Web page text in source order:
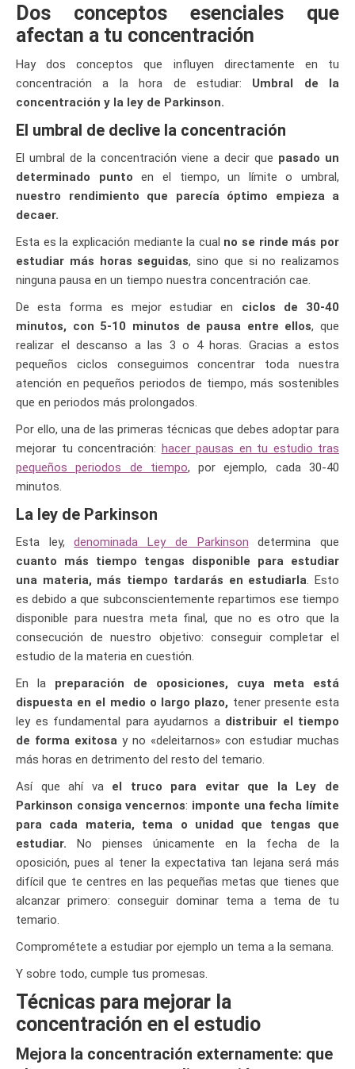
Dos conceptos esenciales que
afectan a tu concentración
Hay dos conceptos que influyen directamente en tu
concentración a la hora de estudiar: Umbral de la
concentración y la ley de Parkinson.
El umbral de declive la concentración
El umbral de la concentración viene a decir que pasado un
determinado punto en el tiempo, un límite o umbral,
nuestro rendimiento que parecía óptimo empieza a
decaer.
Esta es la explicación mediante la cual no se rinde más por
estudiar más horas seguidas, sino que si no realizamos
ninguna pausa en un tiempo nuestra concentración cae.
De esta forma es mejor estudiar en ciclos de 30-40
minutos, con 5-10 minutos de pausa entre ellos, que
realizar el descanso a las 3 o 4 horas. Gracias a estos
pequeños ciclos conseguimos concentrar toda nuestra
atención en pequeños periodos de tiempo, más sostenibles
que en periodos más prolongados.
Por ello, una de las primeras técnicas que debes adoptar para
mejorar tu concentración: hacer pausas en tu estudio tras
pequeños periodos de tiempo, por ejemplo, cada 30-40
minutos.
La ley de Parkinson
Esta ley,denominada Ley de Parkinson determina que
cuanto más tiempo tengas disponible para estudiar
una materia, más tiempo tardarás en estudiarla. Esto
es debido a que subconscientemente repartimos ese tiempo
disponible para nuestra meta final, que no es otro que la
consecución de nuestro objetivo: conseguir completar el
estudio de la materia en cuestión.
En la preparación de oposiciones, cuya meta está
dispuesta en el medio o largo plazo, tener presente esta
ley es fundamental para ayudarnos adistribuir el tiempo
de forma exitosa y no «deleitarnos» con estudiar muchas
más horas en detrimento del resto del temario.
Así que ahí va el truco para evitar que la Ley de
Parkinson consiga vencernos: imponte una fecha límite
para cada materia, tema o unidad que tengas que
estudiar. No pienses únicamente en la fecha de la
oposición, pues al tener la expectativa tan lejana será más
difícil que te centres en las pequeñas metas que tienes que
alcanzar primero: conseguir dominar tema a tema de tu
temario.
Comprométete a estudiar por ejemplo un tema a la semana.
Y sobre todo, cumple tus promesas.
Técnicas para mejorar la
concentración en el estudio
Mejora la concentración externamente: que